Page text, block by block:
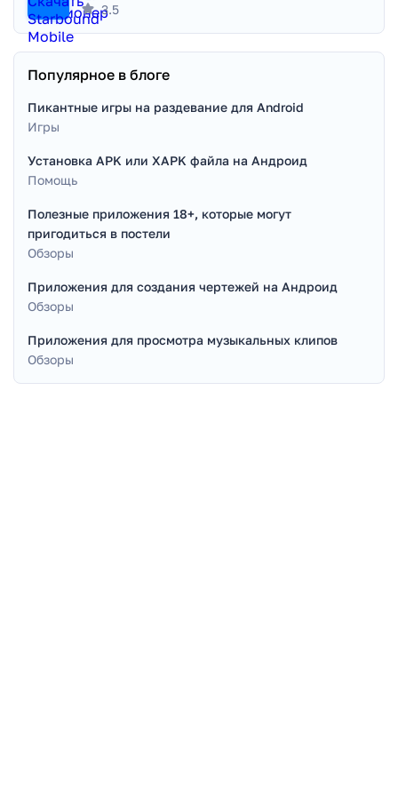
3.5
Популярное в блоге
Пикантные игры на раздевание для Android
Игры
Установка APK или XAPK файла на Андроид
Помощь
Полезные приложения 18+, которые могут
пригодиться в постели
Обзоры
Приложения для создания чертежей на Андроид
Обзоры
Приложения для просмотра музыкальных клипов
Обзоры